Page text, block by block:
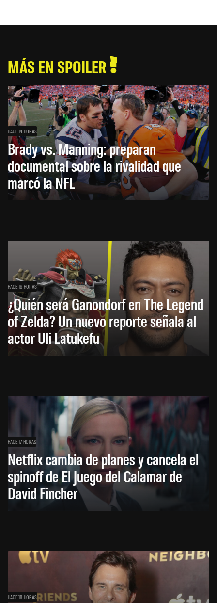
MÁS EN SPOILER
HACE 14 HORAS
Brady vs. Manning: preparan
documental sobre la rivalidad que
marcó la NFL
HACE 16 HORAS
¿Quién será Ganondorf en The Legend
of Zelda? Un nuevo reporte señala al
actor Uli Latukefu
HACE 17 HORAS
Netflix cambia de planes y cancela el
spinoff de El Juego del Calamar de
David Fincher
HACE 18 HORAS